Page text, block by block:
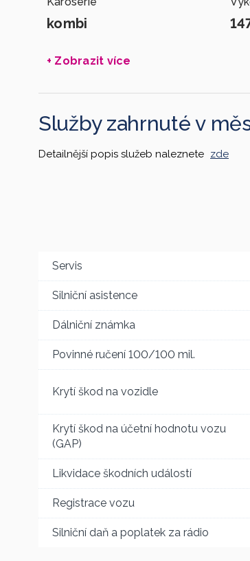
kombi
+ Zobrazit více
Služby zahrnuté v
Detailnější popis služeb naleznete zde
Servis
Silniční asistence
Dálniční známka
Povinné ručení 100/100 mil.
Krytí škod na vozidle
Krytí škod na účetní hodnotu vozu
(GAP)
Likvidace škodních událostí
Registrace vozu
Silniční daň a poplatek za rádio